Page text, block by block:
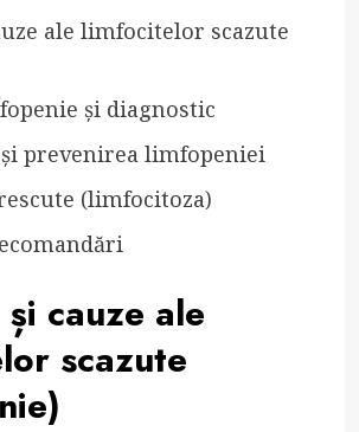
ale limfocitelor scazute
și diagnostic
prevenirea limfopeniei
(limfocitoza)
cauze ale
scazute